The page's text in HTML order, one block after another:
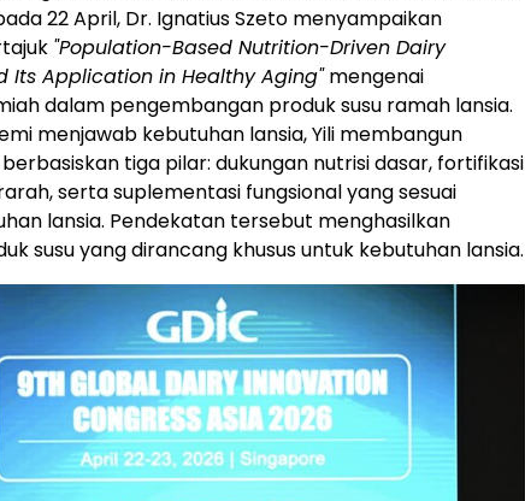
22 April, Dr. Ignatius Szeto menyampaikan
"Population-Based Nutrition-Driven Dairy
Its Application in Healthy Aging"mengenai
dalam pengembangan produk susu ramah lansia.
menjawab kebutuhan lansia, Yili membangun
tiga pilar: dukungan nutrisi dasar, fortifikasi
serta suplementasi fungsional yang sesuai
lansia. Pendekatan tersebut menghasilkan
susu yang dirancang khusus untuk kebutuhan lansia.